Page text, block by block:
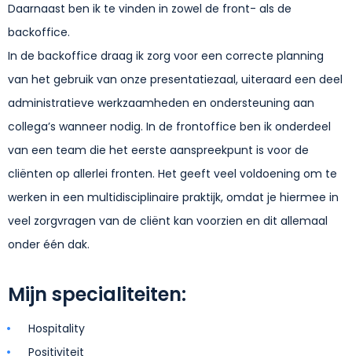
Daarnaast ben ik te vinden in zowel de front- als de
backoffice.
In de backoffice draag ik zorg voor een correcte planning
van het gebruik van onze presentatiezaal, uiteraard een deel
administratieve werkzaamheden en ondersteuning aan
collega’s wanneer nodig. In de frontoffice ben ik onderdeel
van een team die het eerste aanspreekpunt is voor de
cliënten op allerlei fronten. Het geeft veel voldoening om te
werken in een multidisciplinaire praktijk, omdat je hiermee in
veel zorgvragen van de cliënt kan voorzien en dit allemaal
onder één dak.
Mijn specialiteiten:
Hospitality
Positiviteit